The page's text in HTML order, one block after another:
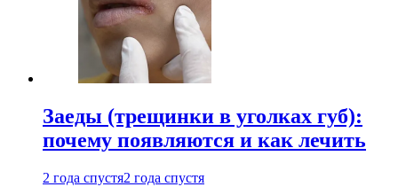
Заеды (трещинки в уголках губ):
почему появляются и как лечить
2 года спустя2 года спустя